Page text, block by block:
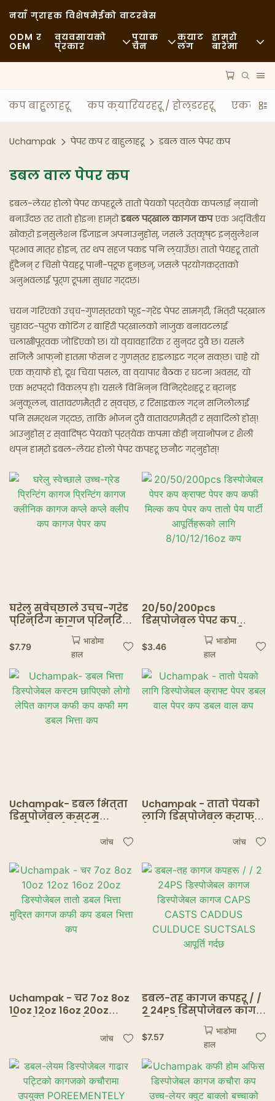
नयाँ ग्राहक विशेषमेईको वाटरबेस
ODM र
OEM
व्यवसायको
प्रकार
आकस्मिक
खाद्य ट्रकहरू
बेकरी
चिल्लो चम्चा
प्याक
चेन
यातायात
क्याट
लग
हाम्रो
बारेमा
दिगोपन
कप बाहुलाहरू कप क्यारियरहरू / होल्डरहरू एकल
Uchampak पेपर कप र बाहुलाहरू डबल वाल पेपर कप
डबल वाल पेपर कप
डबल-लेयर होलो पेपर कपहरूले तातो पेयको प्रत्येक कपलाई न्यानो
बनाउँदछ तर तातो होइन! हाम्रोडबल पर्खाल कागज कपएक अद्वितीय
खोक्रो इन्सुलेशन डिजाइन अपनाउनुहोस्, जसले उत्कृष्ट इन्सुलेशन
प्रभाव मात्र होइन, तर थप सहज पकड पनि ल्याउँछ। तातो पेयहरू तातो
हुँदैनन् र चिसो पेयहरू पानी-प्रूफ हुन्छन्, जसले प्रयोगकर्ताको
अनुभवलाई पूर्ण रूपमा सुधार गर्दछ।
चयन गरिएको उच्च-गुणस्तरको फूड-ग्रेड पेपर सामग्री, भित्री पर्खाल
चुहावट-प्रुफ कोटिंग र बाहिरी पर्खालको नाजुक बनावटलाई
चलाखीपूर्वक जोडिएको छ। यो व्यावहारिक र सुन्दर दुवै छ। यसले
सजिलै आफ्नो हातमा फेसन र गुणस्तर हाइलाइट गर्न सक्छ। चाहे यो
एक क्याफे हो, दूध चिया पसल, वा व्यापार बैठक र घटना अवसर, यो
एक भरपर्दो विकल्प हो। यसले विभिन्न विनिर्देशहरू र ब्रान्ड
अनुकूलन, वातावरणमैत्री र स्वच्छ, र रिसाइकल गर्न सजिलोलाई
पनि समर्थन गर्दछ, ताकि भोजन दुवै वातावरणमैत्री र स्वादिलो ​​होस्!
आउनुहोस् र स्वादिष्ट पेयको प्रत्येक कपमा केही न्यानोपन र शैली
थप्न हाम्रो डबल-लेयर होलो पेपर कपहरू छनौट गर्नुहोस्!
घरेलु स्वेच्छाले उच्च-ग्रेड
प्रिन्टिंग कागज प्रिन्टिंग
कागज क्लीनिक कागज
कप्ले कप्ले क्लीप कप
कागज पेपर कप
$7.79
भाडोमा
हाल
20/50/200pcs
डिस्पोजेबल पेपर कप
क्राफ्ट पेपर कप कफी
मिल्क कप पेपर कप तातो
पेय पार्टी आपूर्तिहरूको
लागि 8/10/12/16oz कप
$3.46
भाडोमा
हाल
Uchampak- डबल भित्ता
डिस्पोजेबल कस्टम
कागज कफी कप कफी मग
जांच
Uchampak - तातो पेयको
लागि डिस्पोजेबल क्राफ्ट
जांच
Uchampak - चर 7oz 8oz
10oz 12oz 16oz 20oz
भित्ता मुद्रित कागज कफी
जांच
डबल-तह कागज कपहरू / /
2 24PS डिस्पोजेबल कागज
डिस्पोजेबल कागज CAPS
CASTS CADDUS
CULDUCE SUCTSALS
आपूर्ति गर्दछ
$7.57
भाडोमा
हाल